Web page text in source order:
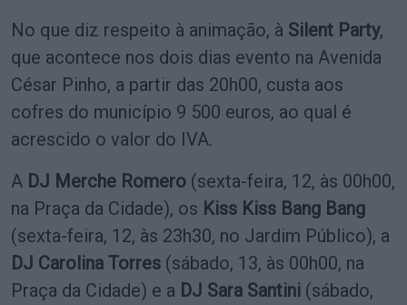
No que diz respeito à animação, à Silent Party,
que acontece nos dois dias evento na Avenida
César Pinho, a partir das 20h00, custa aos
cofres do município 9 500 euros, ao qual é
acrescido o valor do IVA.
A DJ Merche Romero (sexta-feira, 12, às 00h00,
na Praça da Cidade), os Kiss Kiss Bang Bang
(sexta-feira, 12, às 23h30, no Jardim Público), a
DJ Carolina Torres (sábado, 13, às 00h00, na
Praça da Cidade) e a DJ Sara Santini (sábado,